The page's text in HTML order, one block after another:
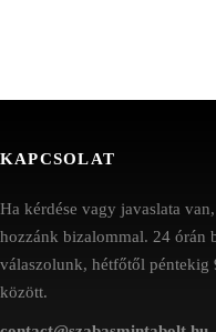
KAPCSOLAT
Ha kérdése vagy javaslata
hozzánk bizalommal. 24 órán
válaszolunk, hétfőtől péntekig
között.